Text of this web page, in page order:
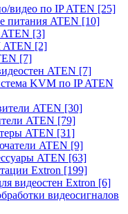
видео по IP ATEN [25]
питания ATEN [10]
[3]
[2]
[7]
ATEN [7]
KVM по IP ATEN
ATEN [30]
ATEN [79]
ATEN [31]
ATEN [9]
ATEN [63]
Extron [199]
видеостен Extron [6]
видеосигналов